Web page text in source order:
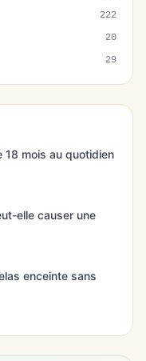
222
20
29
18 mois au quotidien
elle causer une
enceinte sans